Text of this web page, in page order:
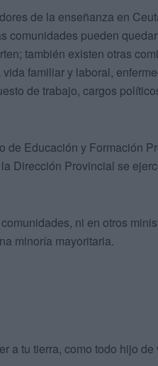
de la enseñanza en
comunidades pueden
también existen otras
familiar y laboral,
de trabajo, cargos
de Educación y Formación
Dirección Provincial se
ni en otros
minoría mayoritaria.
a tu tierra, como todo hijo